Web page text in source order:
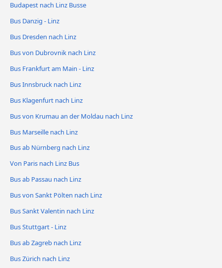
Budapest nach Linz Busse
Bus Danzig - Linz
Bus Dresden nach Linz
Bus von Dubrovnik nach Linz
Bus Frankfurt am Main - Linz
Bus Innsbruck nach Linz
Bus Klagenfurt nach Linz
Bus von Krumau an der Moldau nach Linz
Bus Marseille nach Linz
Bus ab Nürnberg nach Linz
Von Paris nach Linz Bus
Bus ab Passau nach Linz
Bus von Sankt Pölten nach Linz
Bus Sankt Valentin nach Linz
Bus Stuttgart - Linz
Bus ab Zagreb nach Linz
Bus Zürich nach Linz